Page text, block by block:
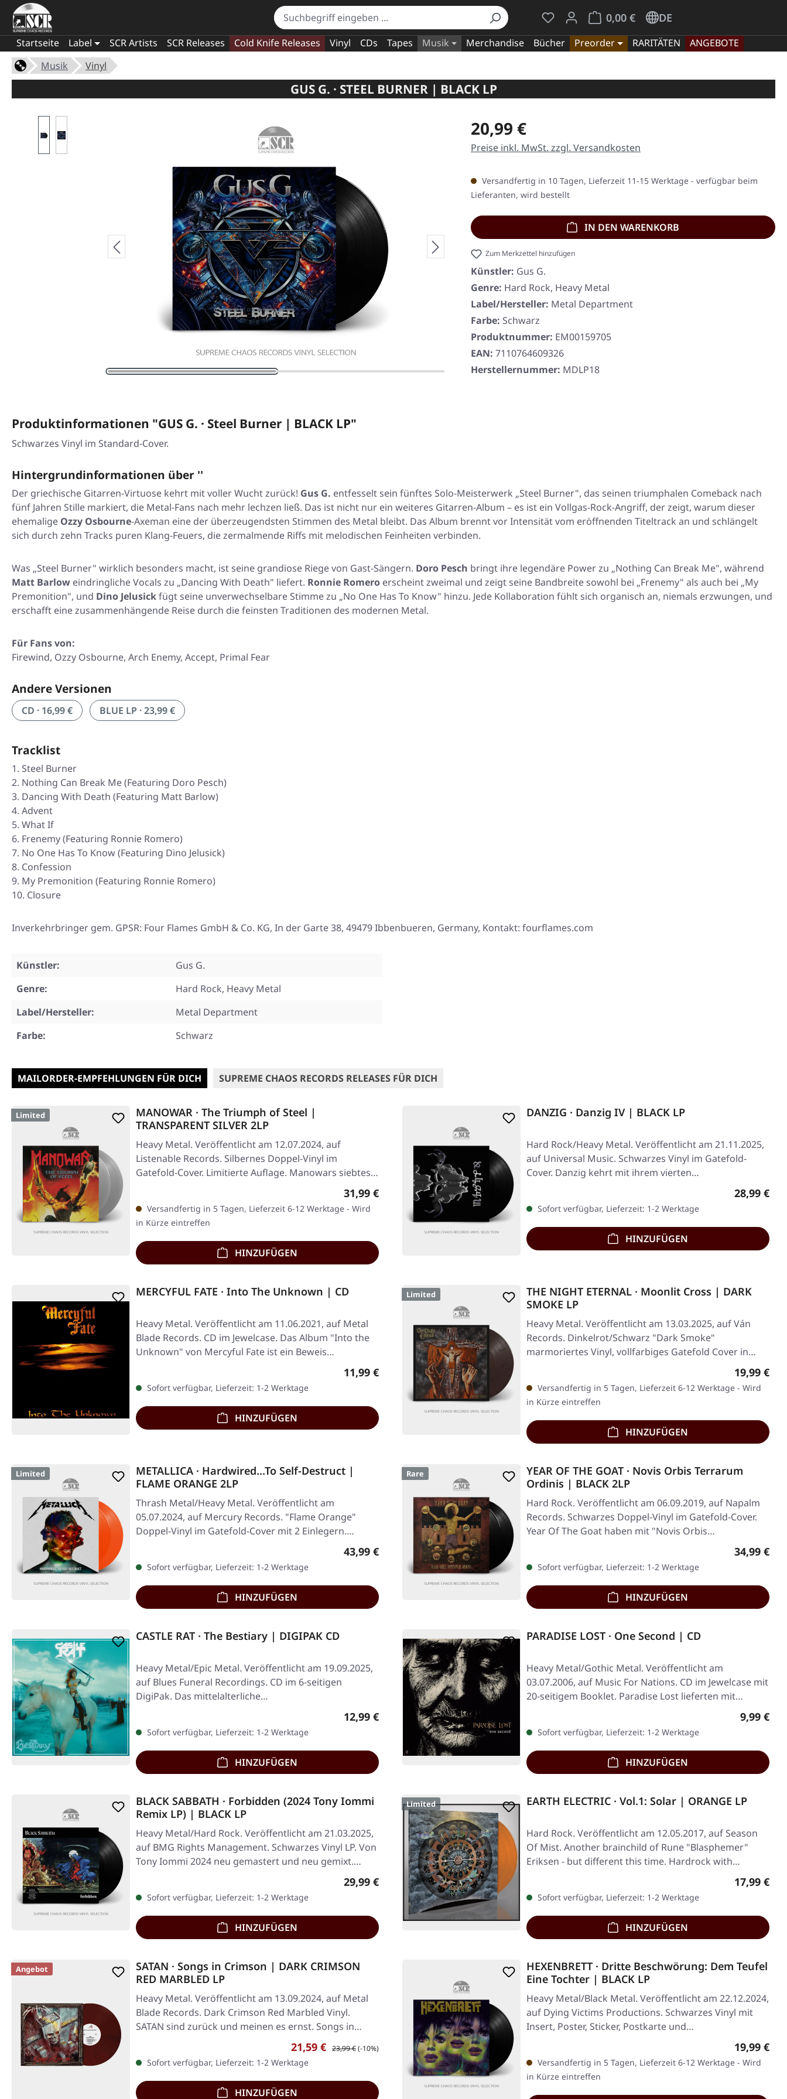
Du hast 0 Produkte auf dem Merkzettel
0,00 €
Warenkorb enthält 0 Positionen. Der
DE
Startseite Label SCR Artists SCR Releases Cold Knife Releases Vinyl CDs Tapes Musik Merchandise Bücher Preorder RARITÄTEN
ANGEBOTE
Musik
Vinyl
GUS G. · STEEL BURNER | BLACK LP
Regulärer Preis:
20,99 €
Preise inkl. MwSt. zzgl. Versandkosten
Versandfertig in 10 Tagen, Lieferzeit 11-15 Werktage - verfügbar beim
Lieferanten, wird bestellt
IN DEN WARENKORB
Zum Merkzettel hinzufügen
Künstler: Gus G.
Genre: Hard Rock, Heavy Metal
Label/Hersteller: Metal Department
Farbe: Schwarz
Produktnummer: EM00159705
EAN: 7110764609326
Herstellernummer: MDLP18
Produktinformationen "GUS G. · Steel Burner | BLACK LP"
Schwarzes Vinyl im Standard-Cover.
Hintergrundinformationen über ''
Der griechische Gitarren-Virtuose kehrt mit voller Wucht zurück! Gus G. entfesselt sein fünftes Solo-Meisterwerk „Steel Burner", das seinen triumphalen Comeback nach
fünf Jahren Stille markiert, die Metal-Fans nach mehr lechzen ließ. Das ist nicht nur ein weiteres Gitarren-Album – es ist ein Vollgas-Rock-Angriff, der zeigt, warum dieser
ehemalige Ozzy Osbourne-Axeman eine der überzeugendsten Stimmen des Metal bleibt. Das Album brennt vor Intensität vom eröffnenden Titeltrack an und schlängelt
sich durch zehn Tracks puren Klang-Feuers, die zermalmende Riffs mit melodischen Feinheiten verbinden.
Was „Steel Burner" wirklich besonders macht, ist seine grandiose Riege von Gast-Sängern. Doro Pesch bringt ihre legendäre Power zu „Nothing Can Break Me", während
Matt Barlow eindringliche Vocals zu „Dancing With Death" liefert. Ronnie Romero erscheint zweimal und zeigt seine Bandbreite sowohl bei „Frenemy" als auch bei „My
Premonition", und Dino Jelusickfügt seine unverwechselbare Stimme zu „No One Has To Know" hinzu. Jede Kollaboration fühlt sich organisch an, niemals erzwungen, und
erschafft eine zusammenhängende Reise durch die feinsten Traditionen des modernen Metal.
Für Fans von:
Firewind, Ozzy Osbourne, Arch Enemy, Accept, Primal Fear
Andere Versionen
CD · 16,99 € BLUE LP · 23,99 €
Tracklist
Steel Burner
Nothing Can Break Me (Featuring Doro Pesch)
Dancing With Death (Featuring Matt Barlow)
Advent
What If
Frenemy (Featuring Ronnie Romero)
No One Has To Know (Featuring Dino Jelusick)
Confession
My Premonition (Featuring Ronnie Romero)
Closure
Inverkehrbringer gem. GPSR: Four Flames GmbH & Co. KG, In der Garte 38, 49479 Ibbenbueren, Germany, Kontakt: fourflames.com
Künstler:
Gus G.
Genre:
Hard Rock, Heavy Metal
Label/Hersteller:
Metal Department
Farbe:
Schwarz
MAILORDER-EMPFEHLUNGEN FÜR DICH SUPREME CHAOS RECORDS RELEASES FÜR DICH
Limited
MANOWAR · The Triumph of Steel |
TRANSPARENT SILVER 2LP
Heavy Metal. Veröffentlicht am 12.07.2024, auf
Listenable Records. Silbernes Doppel-Vinyl im
Gatefold-Cover. Limitierte Auflage. Manowars siebtes…
Regulärer Preis:
31,99 €
Versandfertig in 5 Tagen, Lieferzeit 6-12 Werktage - Wird
in Kürze eintreffen
HINZUFÜGEN
DANZIG · Danzig IV | BLACK LP
Hard Rock/Heavy Metal. Veröffentlicht am 21.11.2025,
auf Universal Music. Schwarzes Vinyl im Gatefold-
Cover. Danzig kehrt mit ihrem vierten…
Regulärer
28,99 €
Sofort verfügbar, Lieferzeit: 1-2 Werktage
HINZUFÜGEN
MERCYFUL FATE · Into The Unknown | CD
Heavy Metal. Veröffentlicht am 11.06.2021, auf Metal
Blade Records. CD im Jewelcase. Das Album "Into the
Unknown" von Mercyful Fate ist ein Beweis…
Regulärer Preis:
11,99 €
Sofort verfügbar, Lieferzeit: 1-2 Werktage
HINZUFÜGEN
Limited
THE NIGHT ETERNAL · Moonlit Cross | DARK
SMOKE LP
Heavy Metal. Veröffentlicht am 13.03.2025, auf Ván
Records. Dinkelrot/Schwarz "Dark Smoke"
marmoriertes Vinyl, vollfarbiges Gatefold Cover in
Regulärer
19,99 €
Versandfertig in 5 Tagen, Lieferzeit 6-12 Werktage - Wird
in Kürze eintreffen
HINZUFÜGEN
Limited
METALLICA · Hardwired...To Self-Destruct |
FLAME ORANGE 2LP
Thrash Metal/Heavy Metal. Veröffentlicht am
05.07.2024, auf Mercury Records. "Flame Orange"
Doppel-Vinyl im Gatefold-Cover mit 2 Einlegern.…
Regulärer Preis:
43,99 €
Sofort verfügbar, Lieferzeit: 1-2 Werktage
HINZUFÜGEN
Rare
YEAR OF THE GOAT · Novis Orbis Terrarum
Ordinis | BLACK 2LP
Hard Rock. Veröffentlicht am 06.09.2019, auf Napalm
Records. Schwarzes Doppel-Vinyl im Gatefold-Cover.
Year Of The Goat haben mit "Novis Orbis…
Regulärer
34,99 €
Sofort verfügbar, Lieferzeit: 1-2 Werktage
HINZUFÜGEN
CASTLE RAT · The Bestiary | DIGIPAK CD
Heavy Metal/Epic Metal. Veröffentlicht am 19.09.2025,
auf Blues Funeral Recordings. CD im 6-seitigen
DigiPak. Das mittelalterliche…
Regulärer Preis:
12,99 €
Sofort verfügbar, Lieferzeit: 1-2 Werktage
HINZUFÜGEN
PARADISE LOST · One Second | CD
Heavy Metal/Gothic Metal. Veröffentlicht am
03.07.2006, auf Music For Nations. CD im Jewelcase mit
20-seitigem Booklet. Paradise Lost lieferten mit…
9,99 €
Sofort verfügbar, Lieferzeit: 1-2 Werktage
HINZUFÜGEN
BLACK SABBATH · Forbidden (2024 Tony Iommi
Remix LP) | BLACK LP
Heavy Metal/Hard Rock. Veröffentlicht am 21.03.2025,
auf BMG Rights Management. Schwarzes Vinyl LP. Von
Tony Iommi 2024 neu gemastert und neu gemixt.…
Regulärer Preis:
29,99 €
Sofort verfügbar, Lieferzeit: 1-2 Werktage
HINZUFÜGEN
Limited EARTH ELECTRIC · Vol.1: Solar | ORANGE LP
Hard Rock. Veröffentlicht am 12.05.2017, auf Season
Of Mist. Another brainchild of Rune "Blasphemer"
Eriksen - but different this time. Hardrock with…
Regulärer
17,99 €
Sofort verfügbar, Lieferzeit: 1-2 Werktage
HINZUFÜGEN
Angebot
SATAN · Songs in Crimson | DARK CRIMSON
RED MARBLED LP
Heavy Metal. Veröffentlicht am 13.09.2024, auf Metal
Blade Records. Dark Crimson Red Marbled Vinyl.
SATAN sind zurück und meinen es ernst. Songs in…
Verkaufspreis:
21,59 € Regulärer Preis:
23,99 €(-10%)
Sofort verfügbar, Lieferzeit: 1-2 Werktage
HINZUFÜGEN
HEXENBRETT · Dritte Beschwörung: Dem Teufel
Eine Tochter | BLACK LP
Heavy Metal/Black Metal. Veröffentlicht am 22.12.2024,
auf Dying Victims Productions. Schwarzes Vinyl mit
Insert, Poster, Sticker, Postkarte und…
Regulärer
19,99 €
Versandfertig in 5 Tagen, Lieferzeit 6-12 Werktage - Wird
in Kürze eintreffen